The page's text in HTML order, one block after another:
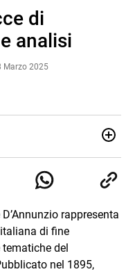
di
analisi
Marzo 2025
Mi occupo inoltre di
per il web. Amo i saggi
rappresenta
di fine
del
nel 1895,